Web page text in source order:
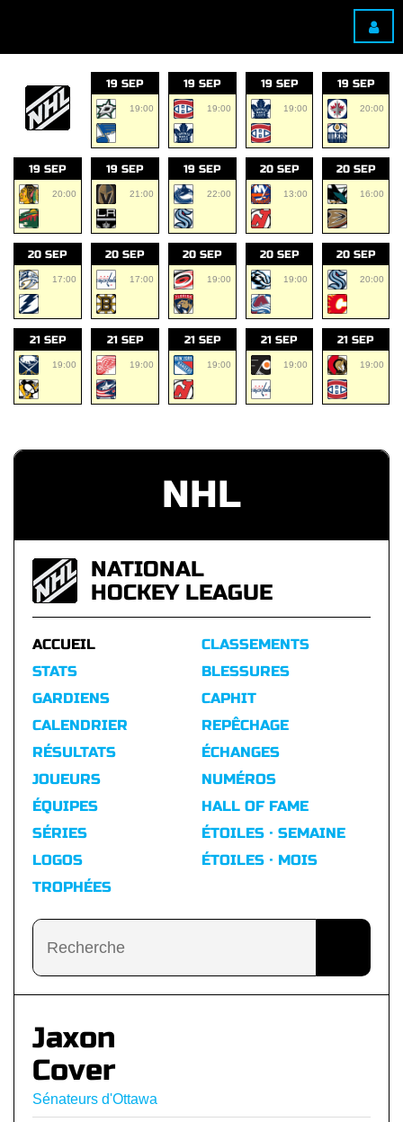
19 SEP
19:00
19 SEP
19:00
19 SEP
19:00
19 SEP
20:00
19 SEP
20:00
19 SEP
21:00
19 SEP
22:00
20 SEP
13:00
20 SEP
16:00
20 SEP
17:00
20 SEP
17:00
20 SEP
19:00
20 SEP
19:00
20 SEP
20:00
21 SEP
19:00
21 SEP
19:00
21 SEP
19:00
21 SEP
19:00
21 SEP
19:00
NHL
NATIONAL
HOCKEY LEAGUE
ACCUEIL
STATS
GARDIENS
CALENDRIER
RÉSULTATS
CLASSEMENTS
BLESSURES
CAPHIT
REPÊCHAGE
ÉCHANGES
JOUEURS
ÉQUIPES
SÉRIES
LOGOS
TROPHÉES
NUMÉROS
HALL OF FAME
ÉTOILES · SEMAINE
ÉTOILES · MOIS
Jaxon
Cover
Sénateurs d'Ottawa